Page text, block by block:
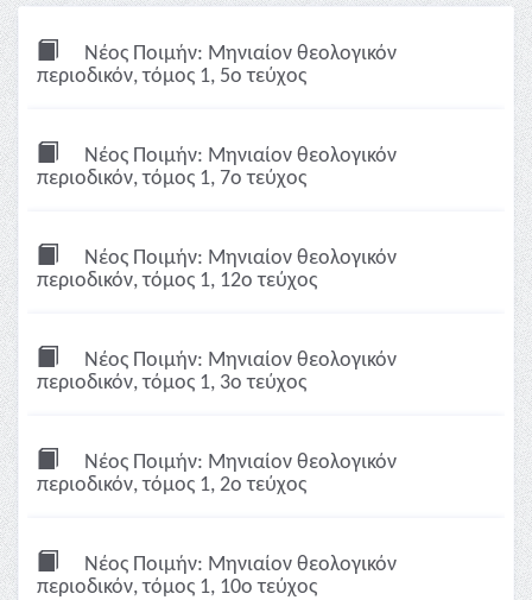
Νέος Ποιμήν: Μηνιαίον θεολογικόν
περιοδικόν, τόμος 1, 5ο τεύχος
Νέος Ποιμήν: Μηνιαίον θεολογικόν
περιοδικόν, τόμος 1, 7ο τεύχος
Νέος Ποιμήν: Μηνιαίον θεολογικόν
περιοδικόν, τόμος 1, 12ο τεύχος
Νέος Ποιμήν: Μηνιαίον θεολογικόν
περιοδικόν, τόμος 1, 3ο τεύχος
Νέος Ποιμήν: Μηνιαίον θεολογικόν
περιοδικόν, τόμος 1, 2ο τεύχος
Νέος Ποιμήν: Μηνιαίον θεολογικόν
περιοδικόν, τόμος 1, 10ο τεύχος